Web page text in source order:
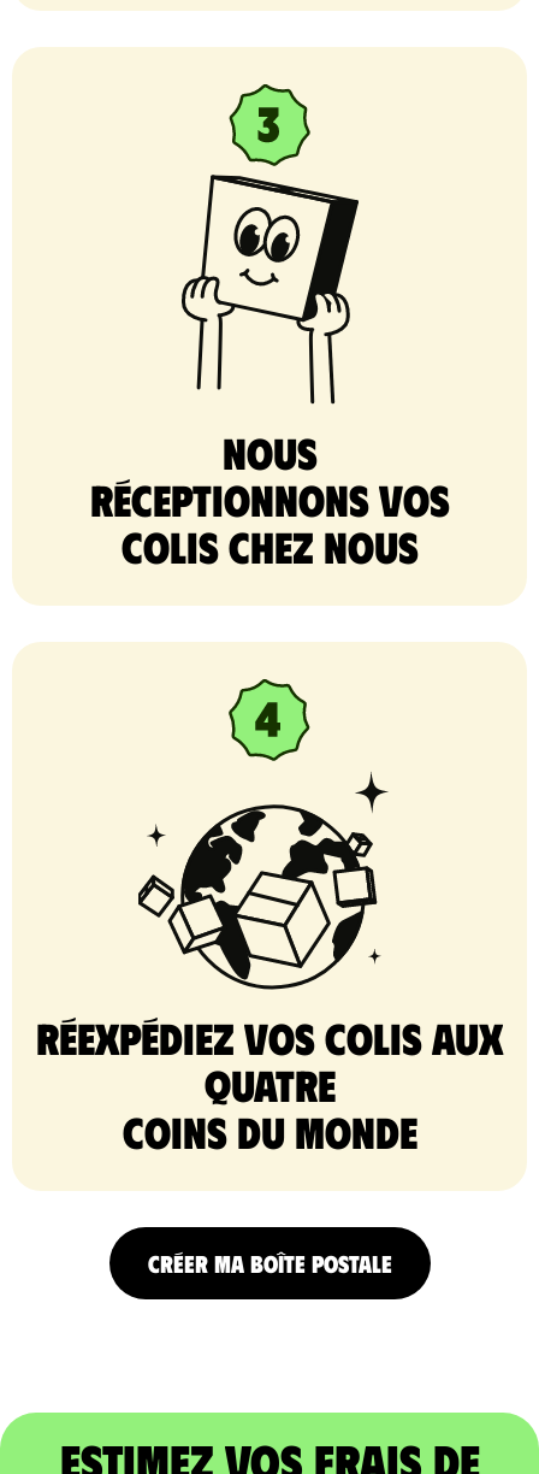
nous
réceptionnons vos
colis chez nous
Réexpédiez vos colis aux
quatre
coins du monde
CRÉER MA BOÎTE POSTALE
Estimez vos frais de